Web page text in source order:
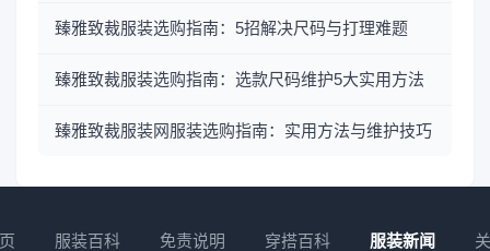
臻雅致裁服装选购指南：5招解决尺码与打理难题
臻雅致裁服装选购指南：选款尺码维护5大实用方法
臻雅致裁服装网服装选购指南：实用方法与维护技巧
服装百科 免责说明 穿搭百科 服装新闻